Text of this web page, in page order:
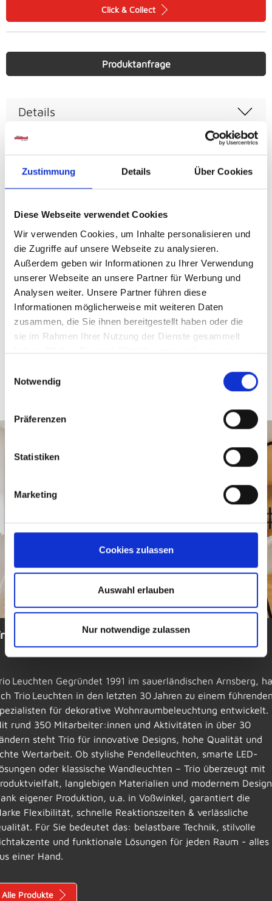
Zustimmung Details Über Cookies
Diese Webseite verwendet Cookies
Wir verwenden Cookies, um Inhalte personalisieren und
die Zugriffe auf unsere Webseite zu analysieren.
Außerdem geben wir Informationen zu Ihrer Verwendung
unserer Webseite an unsere Partner für Werbung und
Analysen weiter. Unsere Partner führen diese
Informationen möglicherweise mit weiteren Daten
zusammen, die Sie ihnen bereitgestellt haben oder die
sie im Rahmen Ihrer Nutzung der Dienste gesammelt
haben. Klicken Sie auch "Details anzeigen", um eine
Information dazu und die Möglichkeit, Ihre Auswahl im
Notwendig
Präferenzen
Statistiken
Marketing
Cookies zulassen
Auswahl erlauben
Nur notwendige zulassen
Click & Collect
Produktanfrage
Details
150 x 15,5 cm schwarz matt
Artikelnummer
Serie
Orbit
Leuchtmittel inklusive
Das Leuchtmittel ist bereits enthalten
Sicherheitshinweise GPSR
Leuchten Gegründet 1991 im sauerländischen Arnsberg,
Trio Leuchten in den letzten 30 Jahren zu einem
für dekorative Wohnraumbeleuchtung entwickelt.
rund 350 Mitarbeiter:innen und Aktivitäten in über 30
steht Trio für innovative Designs, hohe Qualität und
Wertarbeit. Ob stylishe Pendelleuchten, smarte LED-
oder klassische Wandleuchten – Trio überzeugt mit
langlebigen Materialien und modernem
eigener Produktion, u.a. in Voßwinkel, garantiert die
Flexibilität, schnelle Reaktionszeiten & verlässliche
Für Sie bedeutet das: belastbare Technik, stilvolle
und funktionale Lösungen für jeden Raum - alles
einer Hand.
Alle Produkte